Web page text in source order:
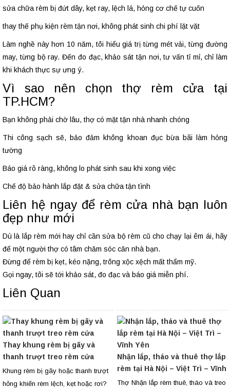
sửa chữa rèm bị đứt dây, kẹt ray, lệch lá, hỏng cơ chế tự cuốn
thay thế phụ kiện rèm tận nơi, không phát sinh chi phí lặt vặt
Làm nghề này hơn 10 năm, tôi hiểu giá trị từng mét vải, từng đường
may, từng bộ ray. Đến đo đạc, khảo sát tận nơi, tư vấn tỉ mỉ, chỉ làm
khi khách thực sự ưng ý.
Vì sao nên chọn thợ rèm cửa tại
TP.HCM?
Bạn không phải chờ lâu, thợ có mặt tận nhà nhanh chóng
Thi công sạch sẽ, bảo đảm không khoan đục bừa bãi làm hỏng
tường
Báo giá rõ ràng, không lo phát sinh sau khi xong việc
Chế độ bảo hành lắp đặt & sửa chữa tận tình
Liên hệ ngay để rèm cửa nhà bạn luôn
đẹp như mới
Dù là lắp rèm mới hay chỉ cần sửa bộ rèm cũ cho chạy lại êm ái, hãy
để một người thợ có tâm chăm sóc căn nhà bạn.
Đừng để rèm bị kẹt, kéo nặng, trông xộc xệch mất thẩm mỹ.
Gọi ngay, tôi sẽ tới khảo sát, đo đạc và báo giá miễn phí.
Liên Quan
Thay khung rèm bị gãy và
thanh trượt treo rèm cửa
Khung rèm bị gãy hoặc thanh trượt
hỏng khiến rèm lệch, kẹt hoặc rơi?
Nhận lắp, tháo và thuê thợ lắp
rèm tại Hà Nội – Việt Trì – Vĩnh
Yên
Thợ Nhận lắp rèm thuê, tháo và treo